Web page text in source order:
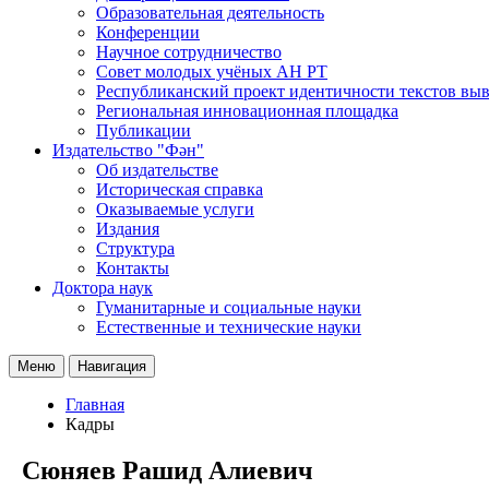
Образовательная деятельность
Конференции
Научное сотрудничество
Совет молодых учёных АН РТ
Республиканский проект идентичности текстов
Региональная инновационная площадка
Публикации
Издательство "Фән"
Об издательстве
Историческая справка
Оказываемые услуги
Издания
Структура
Контакты
Доктора наук
Гуманитарные и социальные науки
Естественные и технические науки
Меню Навигация
Главная
Кадры
Сюняев Рашид Алиевич